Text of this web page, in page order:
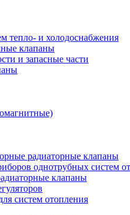
тепло- и холодоснабжения
клапаны
и запасные части
радиаторные клапаны
однотрубных систем
клапаны
систем отопления